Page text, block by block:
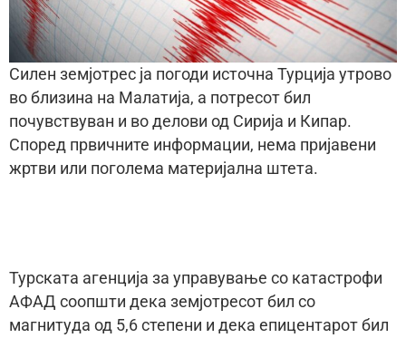
Силен земјотрес ја погоди источна Турција утрово
во близина на Малатија, а потресот бил
почувствуван и во делови од Сирија и Кипар.
Според првичните информации, нема пријавени
жртви или поголема материјална штета.
Турската агенција за управување со катастрофи
АФАД соопшти дека земјотресот бил со
магнитуда од 5,6 степени и дека епицентарот бил